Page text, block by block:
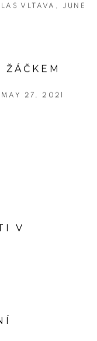
VLTAVA, JUNE
27, 2021
V